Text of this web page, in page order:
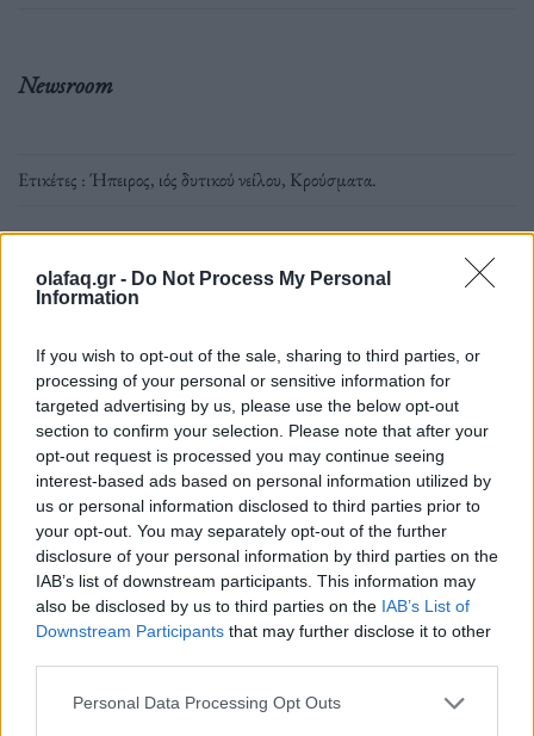
olafaq.gr - Do Not Process My Personal
Information
If you wish to opt-out of the sale, sharing to third parties, or
processing of your personal or sensitive information for
targeted advertising by us, please use the below opt-out
section to confirm your selection. Please note that after your
opt-out request is processed you may continue seeing
interest-based ads based on personal information utilized by
us or personal information disclosed to third parties prior to
your opt-out. You may separately opt-out of the further
disclosure of your personal information by third parties on the
IAB’s list of downstream participants. This information may
also be disclosed by us to third parties on the IAB’s List of
Downstream Participants that may further disclose it to other
Personal Data Processing Opt Outs
Newsroom
Ετικέτες :Ήπειρος, ιός δυτικού νείλου, Κρούσματα.
Δείτε επίσης
Ελλάδα